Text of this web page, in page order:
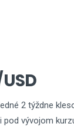
2 týždne
vývojom